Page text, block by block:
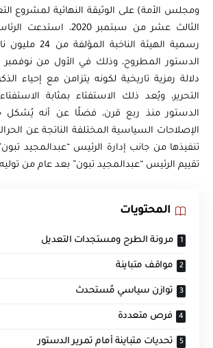
ومجلس الأمة) على الوثيقة النهائية لمشروع
الثالث عشر من سبتمبر 2020،
رسمية الهيئة الناخبة
التحرير، ويُعد ذلك الاستفتاء بمثابة
الدستور منذ ربع قرن، فضلًا عن أنه يُشكل
الإصلاحات السياسية المختلفة الناتجة عن
تنفيذها من جانب إدارة الرئيس “عبدالمجيد
تقييم الرئيس “عبدالمجيد تبون” بعد عام من
المحتويات
مرونة الطرح ومستجدات التعديل
مواقف متباينة
توازن سياسي مُستحدث
فرص متعددة
تحديات متباينة أمام تمرير الدستور